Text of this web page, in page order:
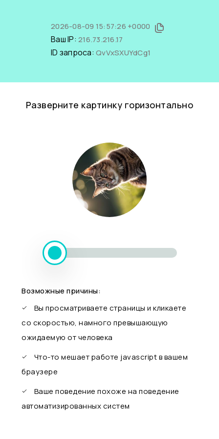
2026-08-09 15:57:26 +0000
Ваш IP: 216.73.216.17
ID запроса: QvVxSXUYdCg1
Разверните картинку горизонтально
Возможные причины:
Вы просматриваете страницы и кликаете
со скоростью, намного превышающую
ожидаемую от человека
Что-то мешает работе javascript в вашем
браузере
Ваше поведение похоже на поведение
автоматизированных систем